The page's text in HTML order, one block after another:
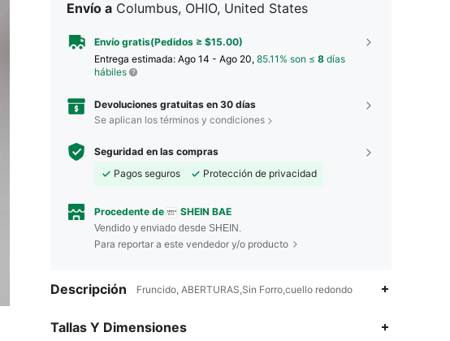
Envío a Columbus, OHIO, United States
Envío gratis(Pedidos ≥ $15.00)
Entrega estimada: Ago 14 - Ago 20, 85.11% son ≤ 8 días
hábiles
Devoluciones gratuitas en 30 días
Se aplican los términos y condiciones
Seguridad en las compras
Pagos seguros
Protección de privacidad
Procedente de SHEIN BAE
Vendido y enviado desde SHEIN.
Para reportar a este vendedor y/o producto
Descripción Fruncido, ABERTURAS,Sin Forro,cuello redondo
Tallas Y Dimensiones